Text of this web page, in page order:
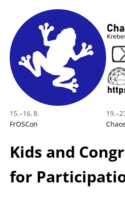
15.–16. 8.
FrOSCon
19.–
Kids and
for